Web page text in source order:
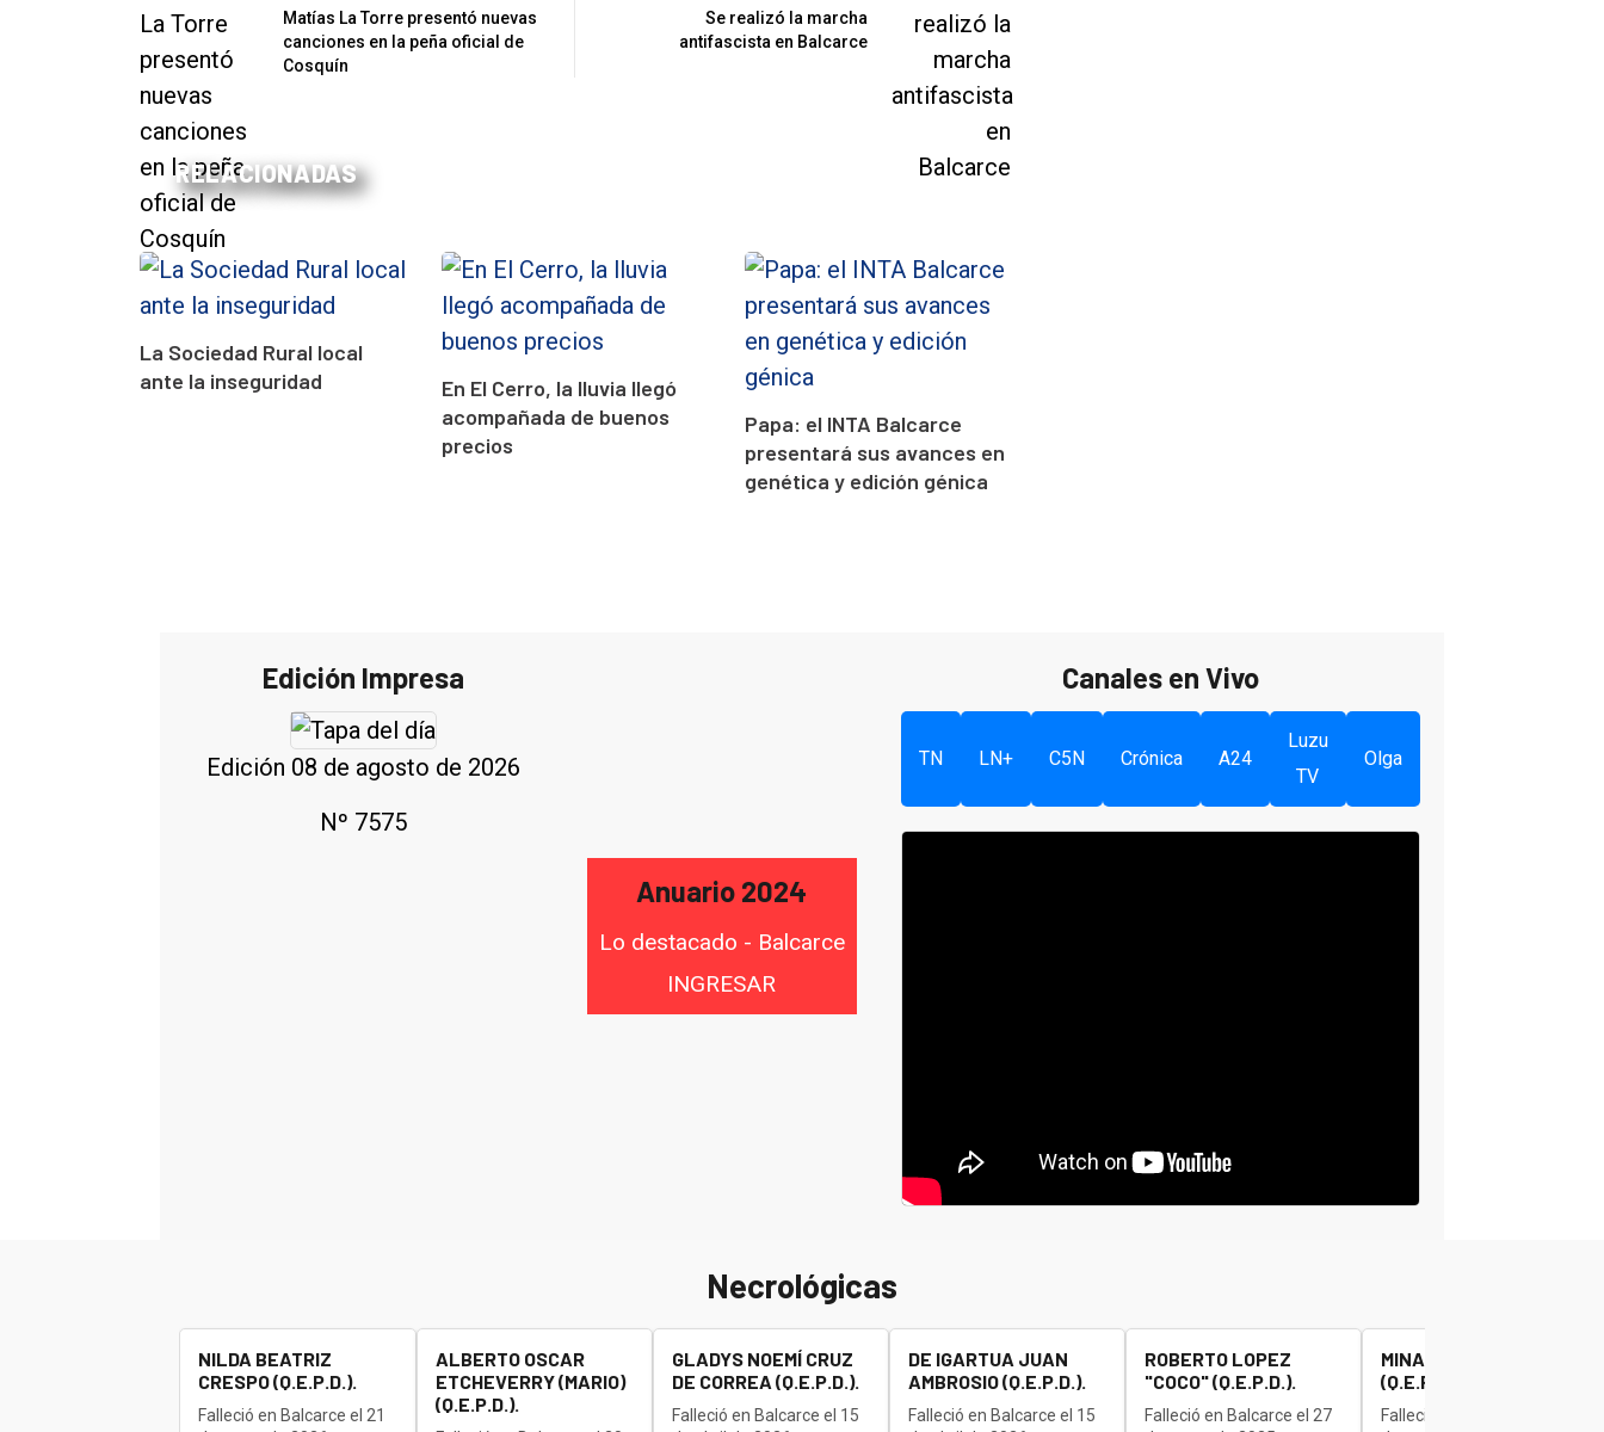
Matías La Torre presentó nuevas
canciones en la peña oficial de
Cosquín
Se realizó la marcha
antifascista en Balcarce
RELACIONADAS
La Sociedad Rural local
ante la inseguridad
En El Cerro, la lluvia llegó
acompañada de buenos
precios
Papa: el INTA Balcarce
presentará sus avances en
genética y edición génica
Edición Impresa
Edición 08 de agosto de 2026
Nº 7575
Anuario 2024
Lo destacado - Balcarce
INGRESAR
Canales en Vivo
TN LN+ C5N Crónica A24
Luzu
TV
Olga
Necrológicas
NILDA BEATRIZ
CRESPO (Q.E.P.D.).
Falleció en Balcarce el 21
ALBERTO OSCAR
ETCHEVERRY (MARIO)
(Q.E.P.D.).
GLADYS NOEMÍ CRUZ
DE CORREA (Q.E.P.D.).
Falleció en Balcarce el 15
DE IGARTUA JUAN
AMBROSIO (Q.E.P.D.).
Falleció en Balcarce el 15
ROBERTO LOPEZ
"COCO" (Q.E.P.D.).
Falleció en Balcarce el 27
MINAUDO JOSE "BETA"
(Q.E.P.D.).
Falleció en Balcarce el 27